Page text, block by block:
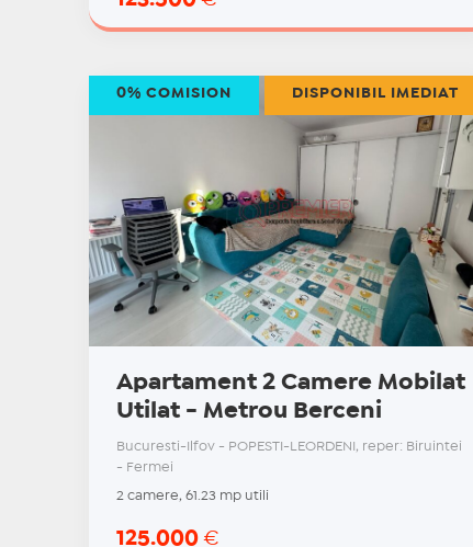
Apartament 2 Camere Mobilat
Utilat - Metrou Berceni
Bucuresti-Ilfov - POPESTI-LEORDENI, reper: Biruintei
- Fermei
2 camere, 61.23 mp utili
125.000 €
0% COMISION DISPONIBIL IMEDIAT